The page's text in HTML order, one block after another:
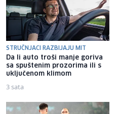
STRUČNJACI RAZBIJAJU MIT
Da li auto troši manje goriva
sa spuštenim prozorima ili s
uključenom klimom
3 sata